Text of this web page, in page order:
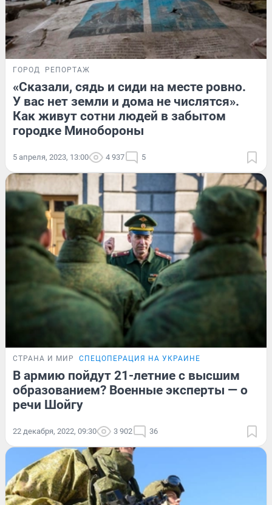
ГОРОД РЕПОРТАЖ
«Сказали, сядь и сиди на месте ровно.
У вас нет земли и дома не числятся».
Как живут сотни людей в забытом
городке Минобороны
5 апреля, 2023, 13:00 4 937 5
СТРАНА И МИР СПЕЦОПЕРАЦИЯ НА УКРАИНЕ
В армию пойдут 21-летние с высшим
образованием? Военные эксперты — о
речи Шойгу
22 декабря, 2022, 09:30 3 902 36